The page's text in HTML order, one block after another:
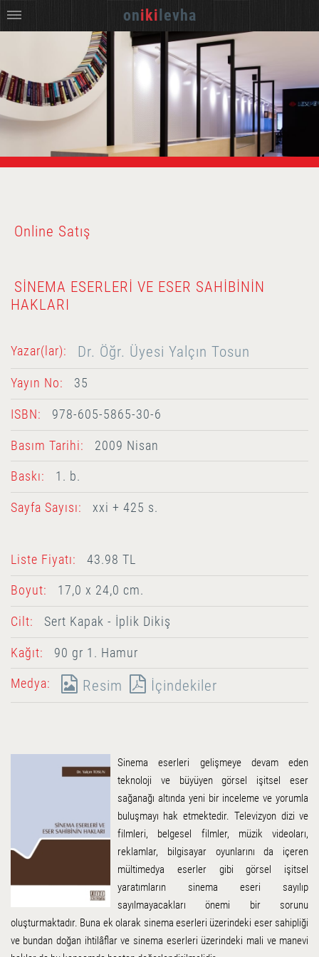
Online Satış
SINEMA ESERLERI VE ESER SAHIBININ
HAKLARI
Yazar(lar): Dr. Öğr. Üyesi Yalçın Tosun
Yayın No: 35
ISBN: 978-605-5865-30-6
Basım Tarihi: 2009 Nisan
Baskı: 1. b.
Sayfa Sayısı: xxi + 425 s.
Liste Fiyatı: 43.98 TL
Boyut: 17,0 x 24,0 cm.
Cilt: Sert Kapak - İplik Dikiş
Kağıt: 90 gr 1. Hamur
Medya: Resim İçindekiler
Sinema eserleri gelişmeye devam eden
teknoloji ve büyüyen görsel işitsel eser
sağanağı altında yeni bir inceleme ve yorumla
buluşmayı hak etmektedir. Televizyon dizi ve
filmleri, belgesel filmler, müzik videoları,
reklamlar, bilgisayar oyunlarını da içeren
mültimedya eserler gibi görsel işitsel
yaratımların sinema eseri sayılıp
sayılmayacakları önemi bir sorunu
oluşturmaktadır. Buna ek olarak sinema eserleri üzerindeki eser sahipliği
ve bundan doğan ihtilâflar ve sinema eserleri üzerindeki mali ve manevi
oniki levha